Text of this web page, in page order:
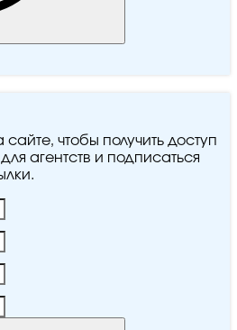
чтобы получить доступ
агентств и подписаться